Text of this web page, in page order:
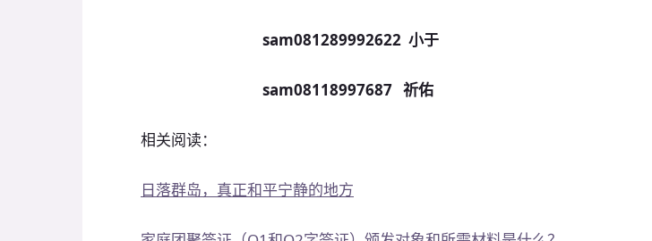
sam081289992622 小于
sam08118997687 祈佑
相关阅读：
日落群岛，真正和平宁静的地方